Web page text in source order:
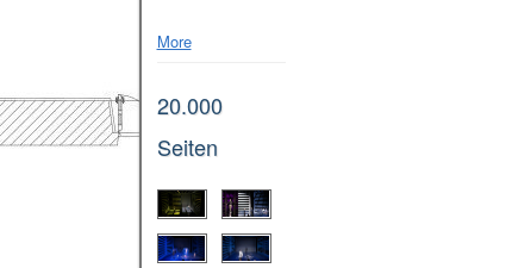
More
20.000
Seiten